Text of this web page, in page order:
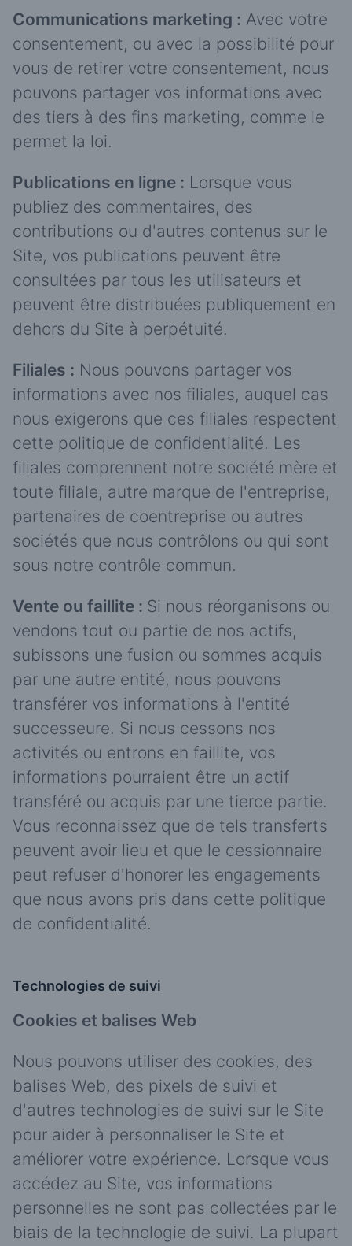
Communications marketing : Avec votre
consentement, ou avec la possibilité pour
vous de retirer votre consentement, nous
pouvons partager vos informations avec
des tiers à des fins marketing, comme le
permet la loi.
Publications en ligne : Lorsque vous
publiez des commentaires, des
contributions ou d'autres contenus sur le
Site, vos publications peuvent être
consultées par tous les utilisateurs et
peuvent être distribuées publiquement en
dehors du Site à perpétuité.
Filiales : Nous pouvons partager vos
informations avec nos filiales, auquel cas
nous exigerons que ces filiales respectent
cette politique de confidentialité. Les
filiales comprennent notre société mère et
toute filiale, autre marque de l'entreprise,
partenaires de coentreprise ou autres
sociétés que nous contrôlons ou qui sont
sous notre contrôle commun.
Vente ou faillite : Si nous réorganisons ou
vendons tout ou partie de nos actifs,
subissons une fusion ou sommes acquis
par une autre entité, nous pouvons
transférer vos informations à l'entité
successeure. Si nous cessons nos
activités ou entrons en faillite, vos
informations pourraient être un actif
transféré ou acquis par une tierce partie.
Vous reconnaissez que de tels transferts
peuvent avoir lieu et que le cessionnaire
peut refuser d'honorer les engagements
que nous avons pris dans cette politique
de confidentialité.
Technologies de suivi
Cookies et balises Web
Nous pouvons utiliser des cookies, des
balises Web, des pixels de suivi et
d'autres technologies de suivi sur le Site
pour aider à personnaliser le Site et
améliorer votre expérience. Lorsque vous
accédez au Site, vos informations
personnelles ne sont pas collectées par le
biais de la technologie de suivi. La plupart